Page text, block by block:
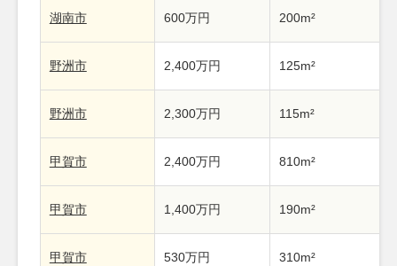
湖南市 600万円 200m²
野洲市 2,400万円 125m²
野洲市 2,300万円 115m²
甲賀市 2,400万円 810m²
甲賀市 1,400万円 190m²
甲賀市 530万円 310m²